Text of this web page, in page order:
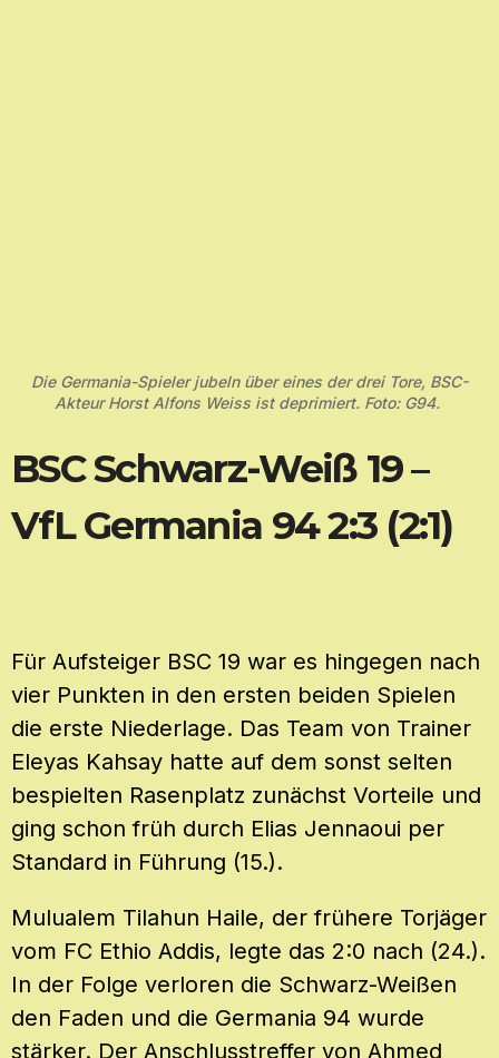
Die Germania-Spieler jubeln über eines der drei Tore, BSC-
Akteur Horst Alfons Weiss ist deprimiert. Foto: G94.
BSC Schwarz-Weiß 19 –
VfL Germania 94 2:3 (2:1)
Für Aufsteiger BSC 19 war es hingegen nach
vier Punkten in den ersten beiden Spielen
die erste Niederlage. Das Team von Trainer
Eleyas Kahsay hatte auf dem sonst selten
bespielten Rasenplatz zunächst Vorteile und
ging schon früh durch Elias Jennaoui per
Standard in Führung (15.).
Mulualem Tilahun Haile, der frühere Torjäger
vom FC Ethio Addis, legte das 2:0 nach (24.).
In der Folge verloren die Schwarz-Weißen
den Faden und die Germania 94 wurde
stärker. Der Anschlusstreffer von Ahmed